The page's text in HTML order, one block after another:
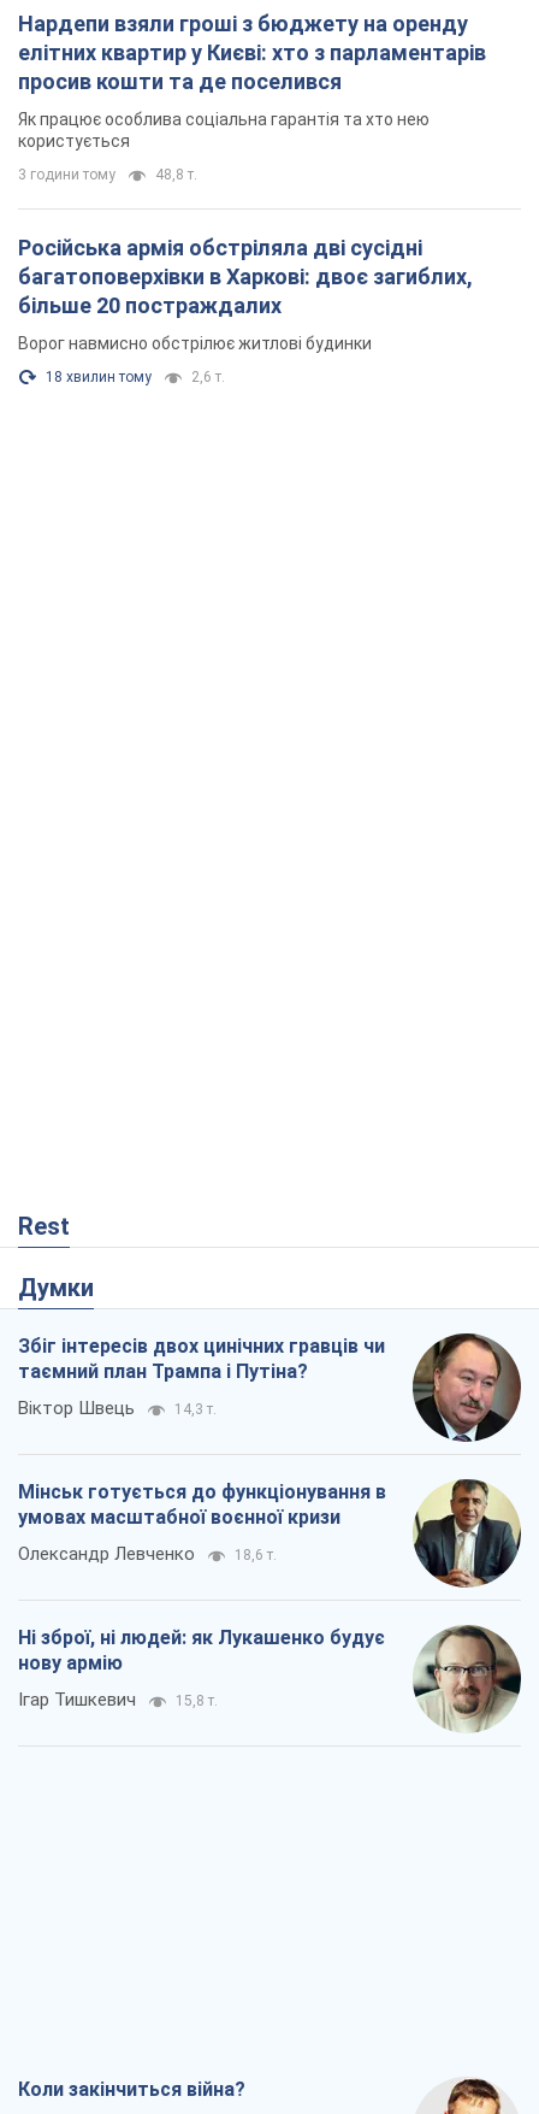
Нардепи взяли гроші з бюджету на оренду
елітних квартир у Києві: хто з парламентарів
просив кошти та де поселився
Як працює особлива соціальна гарантія та хто нею
користується
3 години тому 48,8 т.
Російська армія обстріляла дві сусідні
багатоповерхівки в Харкові: двоє загиблих,
більше 20 постраждалих
Ворог навмисно обстрілює житлові будинки
18 хвилин тому 2,6 т.
Rest
Думки
Збіг інтересів двох цинічних гравців чи
таємний план Трампа і Путіна?
Віктор Швець 14,3 т.
Мінськ готується до функціонування в
умовах масштабної воєнної кризи
Олександр Левченко 18,6 т.
Ні зброї, ні людей: як Лукашенко будує
нову армію
Ігар Тишкевич 15,8 т.
Коли закінчиться війна?